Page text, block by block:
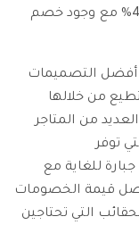
بتخفيضات جبارة تصل قيمتها إلى 40% مع وجود خصم
أفضل التصميمات
من خلالها
من المتاجر
توفر
للغاية مع
قيمة الخصومات
والحقائب التي تحتاجين